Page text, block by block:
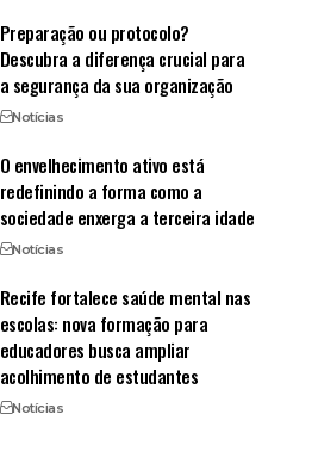
Preparação ou protocolo?
Descubra a diferença crucial para
a segurança da sua organização
Notícias
O envelhecimento ativo está
redefinindo a forma como a
sociedade enxerga a terceira idade
Notícias
Recife fortalece saúde mental nas
escolas: nova formação para
educadores busca ampliar
acolhimento de estudantes
Notícias